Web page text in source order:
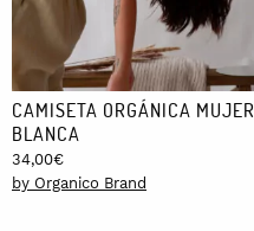
CAMISETA ORGÁNICA MUJER
BLANCA
34,00€
by Organico Brand